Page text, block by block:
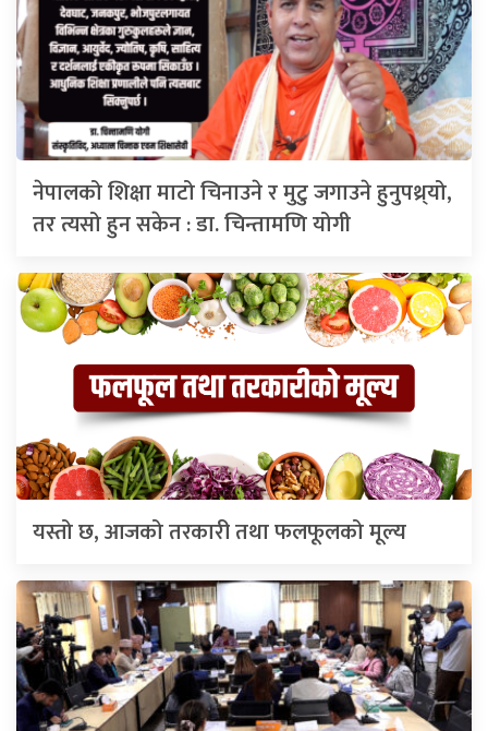
नेपालको शिक्षा माटो चिनाउने र मुटु जगाउने हुनुपथ्र्यो,
तर त्यसो हुन सकेन : डा. चिन्तामणि योगी
यस्तो छ, आजको तरकारी तथा फलफूलको मूल्य